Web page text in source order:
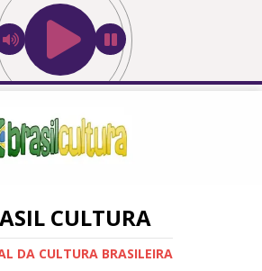
CULTURA
DA CULTURA BRASILEIRA